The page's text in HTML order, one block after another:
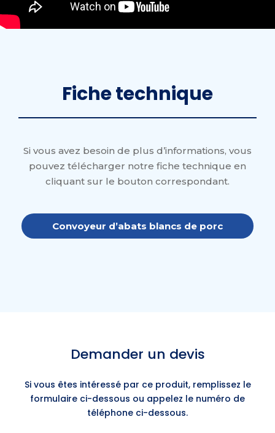
Fiche technique
Si vous avez besoin de plus d’informations, vous
pouvez télécharger notre fiche technique en
cliquant sur le bouton correspondant.
Convoyeur d’abats blancs de porc
Demander un devis
Si vous êtes intéressé par ce produit, remplissez le
formulaire ci-dessous ou appelez le numéro de
téléphone ci-dessous.